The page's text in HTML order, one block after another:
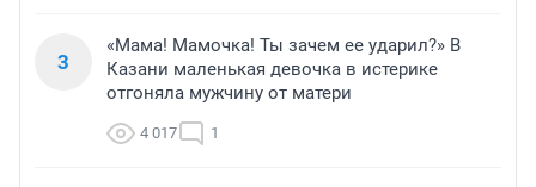
3
«Мама! Мамочка! Ты зачем ее ударил?» В
Казани маленькая девочка в истерике
отгоняла мужчину от матери
4 017 1